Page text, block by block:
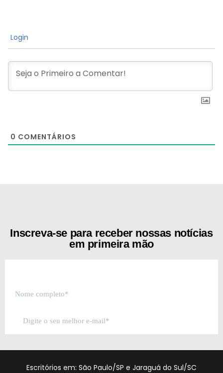
Login
0 COMENTÁRIOS
Inscreva-se para receber nossas notícias
em primeira mão
Escritórios em: São Paulo/SP e Jaraguá do Sul/SC